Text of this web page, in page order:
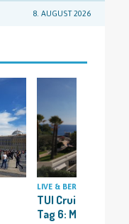
8. AUGUST 2026
LIVE & BERICHT
TUI Cruises Mein
Tag 6: Monaco